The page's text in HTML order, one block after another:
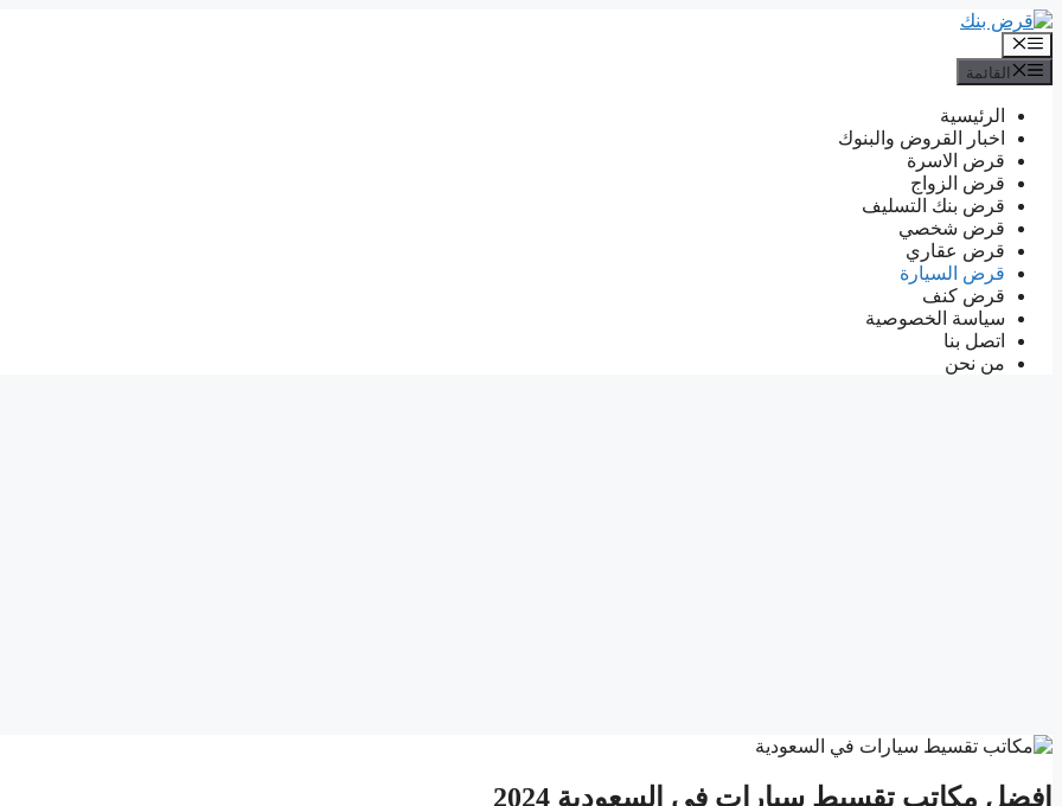
انتقل
إلى
المحتوى
القائمة
القائمة
الرئيسية
اخبار القروض والبنوك
قرض الاسرة
قرض الزواج
قرض بنك التسليف
قرض شخصي
قرض عقاري
قرض السيارة
قرض كنف
سياسة الخصوصية
اتصل بنا
من نحن
افضل مكاتب تقسيط سيارات في السعودية 2024